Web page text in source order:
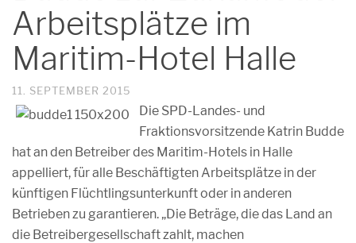
Arbeitsplätze im
Maritim-Hotel Halle
11. SEPTEMBER 2015
Die SPD-Landes- und
Fraktionsvorsitzende Katrin Budde
hat an den Betreiber des Maritim-Hotels in Halle
appelliert, für alle Beschäftigten Arbeitsplätze in der
künftigen Flüchtlingsunterkunft oder in anderen
Betrieben zu garantieren. „Die Beträge, die das Land an
die Betreibergesellschaft zahlt, machen